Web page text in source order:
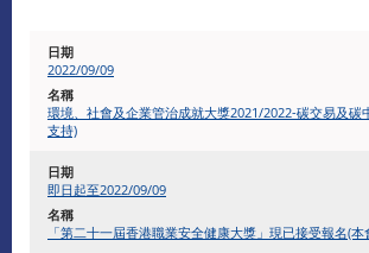
2022/09/09
環境、社會及企業管治成就大獎2021/2022-碳交易及碳
支持)
即日起至2022/09/09
「第二十一屆香港職業安全健康大獎」現已接受報名(本